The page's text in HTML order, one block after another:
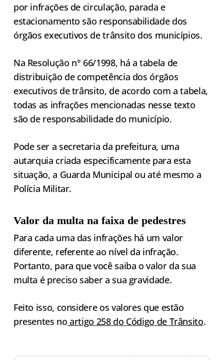
por infrações de circulação, parada e
estacionamento são responsabilidade dos
órgãos executivos de trânsito dos municípios.
Na Resolução n° 66/1998, há a tabela de
distribuição de competência dos órgãos
executivos de trânsito, de acordo com a tabela,
todas as infrações mencionadas nesse texto
são de responsabilidade do município.
Pode ser a secretaria da prefeitura, uma
autarquia criada especificamente para esta
situação, a Guarda Municipal ou até mesmo a
Polícia Militar.
Valor da multa na faixa de pedestres
Para cada uma das infrações há um valor
diferente, referente ao nível da infração.
Portanto, para que você saiba o valor da sua
multa é preciso saber a sua gravidade.
Feito isso, considere os valores que estão
presentes no artigo 258 do Código de Trânsito.